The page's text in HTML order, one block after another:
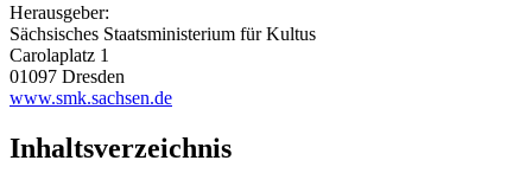
Herausgeber:
Sächsisches Staatsministerium für Kultus
Carolaplatz 1
01097 Dresden
www.smk.sachsen.de
Inhaltsverzeichnis